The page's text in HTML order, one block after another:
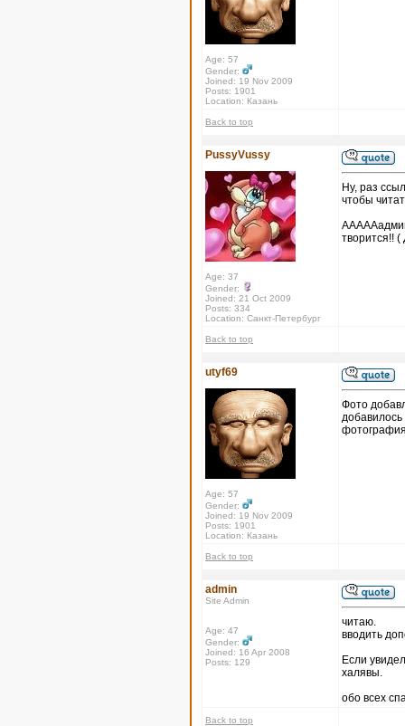
Age: 57
Gender:
Joined: 19 Nov 2009
Posts: 1901
Location: Казань
Back to top
PussyVussy
Age: 37
Gender:
Joined: 21 Oct 2009
Posts: 334
Location: Санкт-Петербург
Ну, раз
чтобы
творится!!
Back to top
utyf69
Age: 57
Gender:
Joined: 19 Nov 2009
Posts: 1901
Location: Казань
Фото
Back to top
admin
Site Admin
Age: 47
Gender:
Joined: 16 Apr 2008
Posts: 129
читаю.
вводить
Если
халявы.
обо всех
Back to top